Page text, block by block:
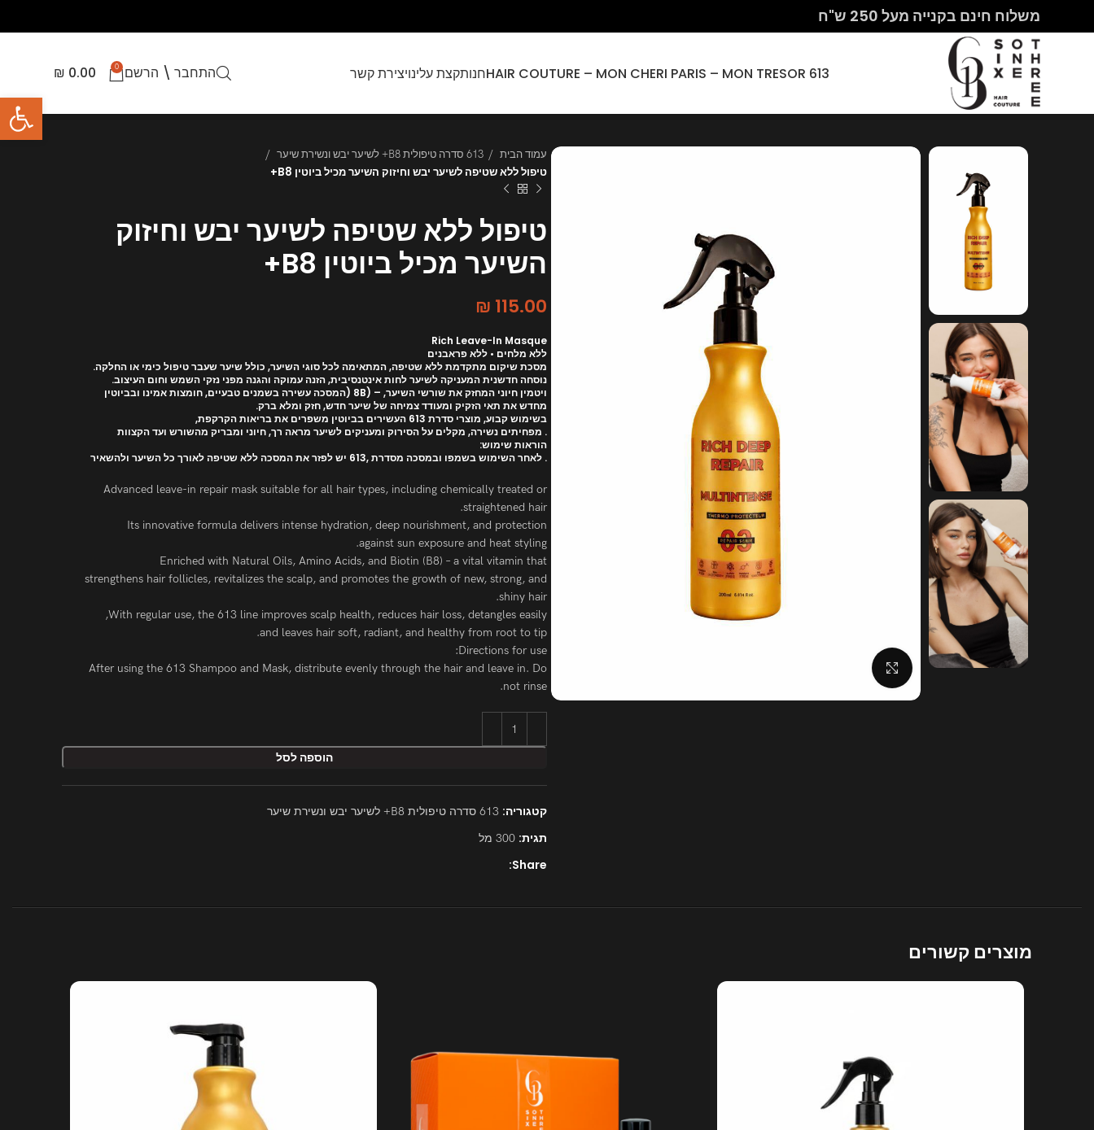
פתח
משלוח חינם בקנייה מעל 250 ש"ח
613 HAIR COUTURE – MON CHERI PARIS – MON TRESOR חנותקצת עלינויצירת קשר התחבר \ הרשם 0
₪ 0.00
עמוד הבית 613 סדרה טיפולית B8+ לשיער יבש ונשירת שיער
טיפול ללא שטיפה לשיער יבש וחיזוק השיער מכיל ביוטין B8+
טיפול ללא שטיפה לשיער יבש וחיזוק
השיער מכיל ביוטין B8+
₪ 115.00
Rich Leave-In Masque
ללא מלחים • ללא פראבנים
מסכת שיקום מתקדמת ללא שטיפה, המתאימה לכל סוגי השיער, כולל שיער שעבר טיפול כימי או החלקה.
נוסחה חדשנית המעניקה לשיער לחות אינטנסיבית, הזנה עמוקה והגנה מפני נזקי השמש וחום העיצוב.
ויטמין חיוני המחזק את שורשי השיער, – (8B (המסכה עשירה בשמנים טבעיים, חומצות אמינו ובביוטין
מחדש את תאי הזקיק ומעודד צמיחה של שיער חדש, חזק ומלא ברק.
בשימוש קבוע, מוצרי סדרת 613 העשירים בביוטין משפרים את בריאות הקרקפת,
. מפחיתים נשירה, מקלים על הסירוק ומעניקים לשיער מראה רך, חיוני ומבריק מהשורש ועד הקצוות
הוראות שימוש:
. לאחר השימוש בשמפו ובמסכה מסדרת ,613 יש לפזר את המסכה ללא שטיפה לאורך כל השיער ולהשאיר
Advanced leave-in repair mask suitable for all hair types, including chemically treated or
straightened hair.
Its innovative formula delivers intense hydration, deep nourishment, and protection
against sun exposure and heat styling.
Enriched with Natural Oils, Amino Acids, and Biotin (B8) – a vital vitamin that
strengthens hair follicles, revitalizes the scalp, and promotes the growth of new, strong, and
shiny hair.
With regular use, the 613 line improves scalp health, reduces hair loss, detangles easily,
and leaves hair soft, radiant, and healthy from root to tip.
Directions for use:
After using the 613 Shampoo and Mask, distribute evenly through the hair and leave in. Do
not rinse.
הוספה לסל
קטגוריה: 613 סדרה טיפולית B8+ לשיער יבש ונשירת שיער
תגית: 300 מל
Share:
מוצרים קשורים